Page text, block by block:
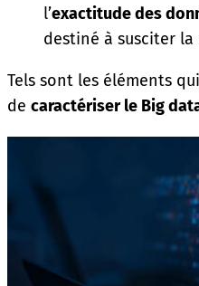
l’exactitude des
destiné à susciter
Tels sont les éléments
de caractériser le Big